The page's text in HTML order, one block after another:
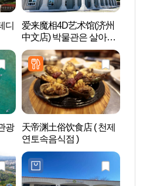
디
爱来魔相4D艺术馆(济州
中文店) 박물관은 살아있
다 (제주중문점)
광
天帝渊土俗饮食店 ( 천제
연토속음식점 )